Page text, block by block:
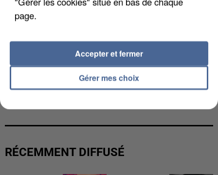
L’UN DES FONDATEURS SUPPOSÉS DE LA DZ
RÉCEMMENT DIFFUSÉ
page.
Gérer mes choix
Accepter et fermer